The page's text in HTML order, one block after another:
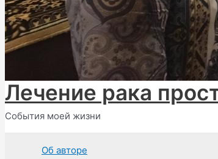
Лечение рака
События моей жизни
Об авторе